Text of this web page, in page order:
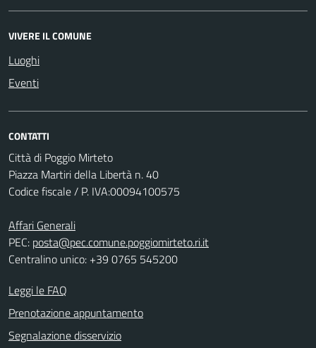
VIVERE IL COMUNE
Luoghi
Eventi
CONTATTI
Città di Poggio Mirteto
Piazza Martiri della Libertà n. 40
Codice fiscale / P. IVA:00094100575
Affari Generali
PEC: posta@pec.comune.poggiomirteto.ri.it
Centralino unico: +39 0765 545200
Leggi le FAQ
Prenotazione appuntamento
Segnalazione disservizio